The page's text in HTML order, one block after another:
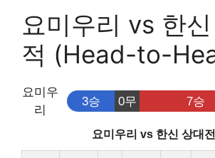
요미우리 vs 한
적 (Head-to-
요미우
리
3승 0무 7승
요미우리 vs 한신 상대